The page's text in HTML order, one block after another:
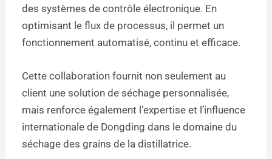
des systèmes de contrôle électronique. En
optimisant le flux de processus, il permet un
fonctionnement automatisé, continu et efficace.
Cette collaboration fournit non seulement au
client une solution de séchage personnalisée,
mais renforce également l’expertise et l’influence
internationale de Dongding dans le domaine du
séchage des grains de la distillatrice.